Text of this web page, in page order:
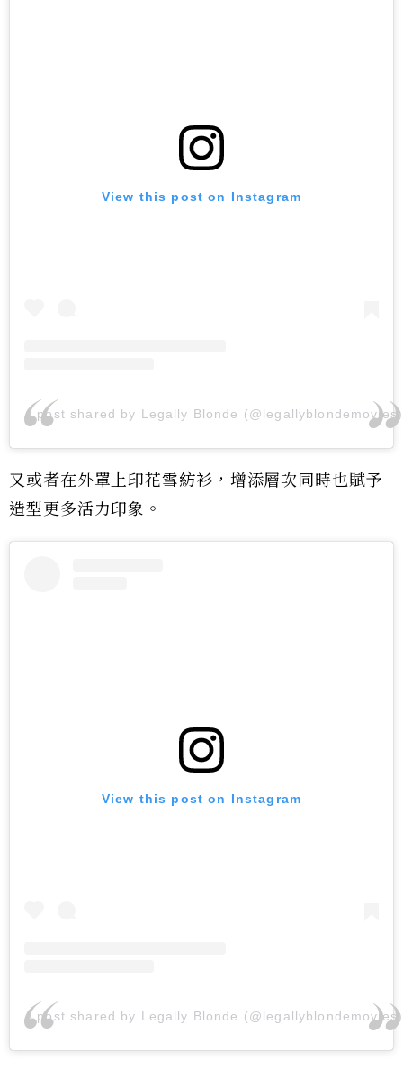
View this post on Instagram
A post shared by Legally Blonde (@legallyblondemovies)
又或者在外罩上印花雪紡衫，增添層次同時也賦予
造型更多活力印象。
View this post on Instagram
A post shared by Legally Blonde (@legallyblondemovies)